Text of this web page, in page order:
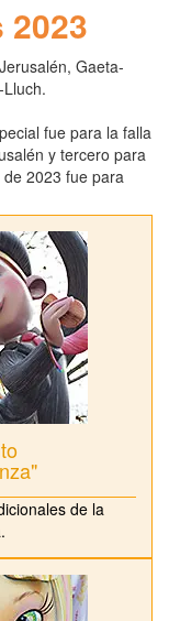
Gaeta-
fue para la falla
y tercero para
2023 fue para
de la